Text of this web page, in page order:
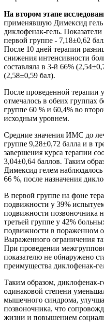
На втором этапе
применявшую Димексид гель
диклофенак-гель.
первой группе - 7,18±0,62
После 10 дней терапии
снижения интенсивности
составляла в 3-й 66%
(2,58±0,59 бал).
После проведенной терапии
отмечалось в обеих группах
группе 60 % и 60,4% во
исходным уровнем.
Средние значения ИМС до
группе 9,28±0,72 балла и в
завершения курса терапии
3,04±0,64 баллов. Таким
Димексид гелем
66 %, после назначения
В первой группе на фоне
подвижности у 39%
подвижности позвоночника
третьей группе у 42%
подвижности в пораженном
Выраженного ограничения
При проведении
показателю не обнаружено
преимущества диклофенак-
Таким образом, диклофенак-
одинаковой степени
мышечного синдрома,
позвоночника, что
жизни и повышением